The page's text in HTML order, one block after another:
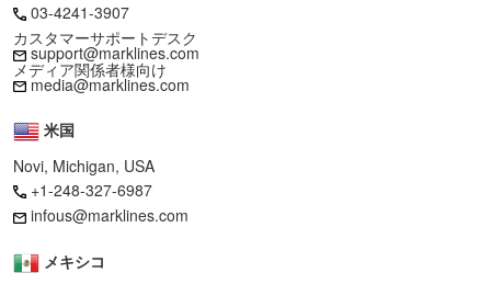
03-4241-3907
カスタマーサポートデスク
support@marklines.com
メディア関係者様向け
media@marklines.com
米国
Novi, Michigan, USA
+1-248-327-6987
infous@marklines.com
メキシコ